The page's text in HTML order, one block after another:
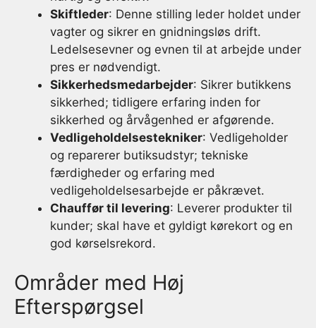
Skiftleder: Denne stilling leder holdet under
vagter og sikrer en gnidningsløs drift.
Ledelsesevner og evnen til at arbejde under
pres er nødvendigt.
Sikkerhedsmedarbejder: Sikrer butikkens
sikkerhed; tidligere erfaring inden for
sikkerhed og årvågenhed er afgørende.
Vedligeholdelsestekniker: Vedligeholder
og reparerer butiksudstyr; tekniske
færdigheder og erfaring med
vedligeholdelsesarbejde er påkrævet.
Chauffør til levering: Leverer produkter til
kunder; skal have et gyldigt kørekort og en
god kørselsrekord.
Områder med Høj
Efterspørgsel